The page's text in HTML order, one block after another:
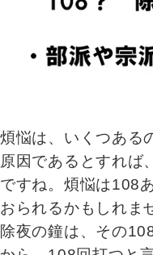
煩悩は、いくつある
原因であるとすれば
ですね。煩悩は108
おられるかもしれま
除夜の鐘は、その